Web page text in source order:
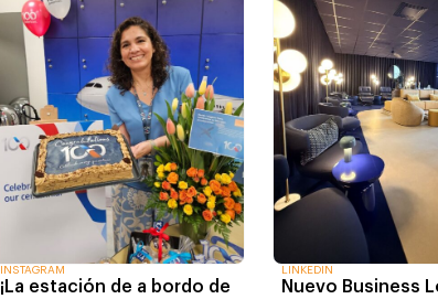
INSTAGRAM
¡La estación de a bordo de
LINKEDIN
Nuevo Business